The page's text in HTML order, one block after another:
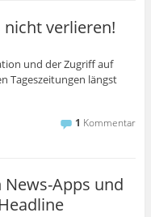
nicht verlieren!
und der Zugriff auf
Tageszeitungen längst
1 Kommentar
News-Apps und